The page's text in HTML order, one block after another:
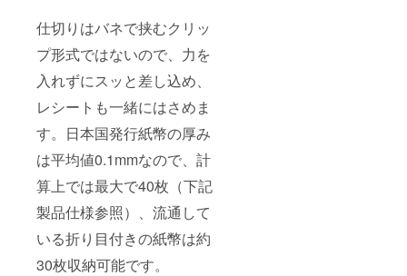
仕切りはバネで挟むクリッ
プ形式ではないので、力を
入れずにスッと差し込め、
レシートも一緒にはさめま
す。日本国発行紙幣の厚み
は平均値0.1mmなので、計
算上では最大で40枚（下記
製品仕様参照）、流通して
いる折り目付きの紙幣は約
30枚収納可能です。